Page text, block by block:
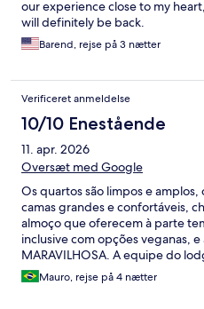
our experience close to my
will definitely be back.
Barend, rejse på 3 nætter
Verificeret anmeldelse
10/10 Enestående
11. apr. 2026
Oversæt med Google
Os quartos são limpos e
camas grandes e confortáveis,
almoço que oferecem à parte
inclusive com opções veganas,
MARAVILHOSA. A equipe do
nos atendendo com um sorriso
PERFEITA, bem na borda do
Mauro, rejse på 4 nætter